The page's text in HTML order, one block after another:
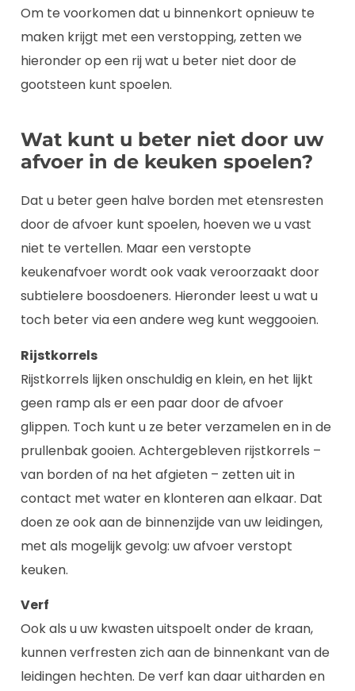
Om te voorkomen dat u binnenkort opnieuw te
maken krijgt met een verstopping, zetten we
hieronder op een rij wat u beter niet door de
gootsteen kunt spoelen.
Wat kunt u beter niet door uw
afvoer in de keuken spoelen?
Dat u beter geen halve borden met etensresten
door de afvoer kunt spoelen, hoeven we u vast
niet te vertellen. Maar een verstopte
keukenafvoer wordt ook vaak veroorzaakt door
subtielere boosdoeners. Hieronder leest u wat u
toch beter via een andere weg kunt weggooien.
Rijstkorrels
Rijstkorrels lijken onschuldig en klein, en het lijkt
geen ramp als er een paar door de afvoer
glippen. Toch kunt u ze beter verzamelen en in de
prullenbak gooien. Achtergebleven rijstkorrels –
van borden of na het afgieten – zetten uit in
contact met water en klonteren aan elkaar. Dat
doen ze ook aan de binnenzijde van uw leidingen,
met als mogelijk gevolg: uw afvoer verstopt
keuken.
Verf
Ook als u uw kwasten uitspoelt onder de kraan,
kunnen verfresten zich aan de binnenkant van de
leidingen hechten. De verf kan daar uitharden en